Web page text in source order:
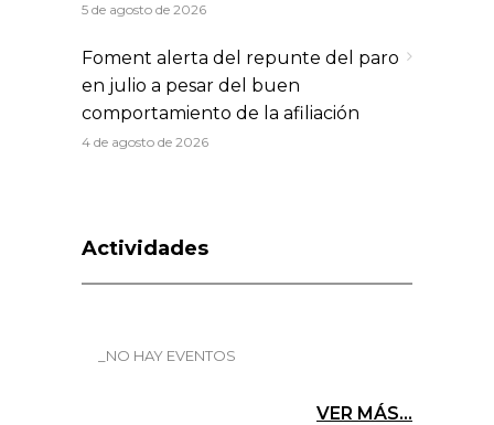
5 de agosto de 2026
Foment alerta del repunte del paro
en julio a pesar del buen
comportamiento de la afiliación
4 de agosto de 2026
Actividades
_NO HAY EVENTOS
VER MÁS...